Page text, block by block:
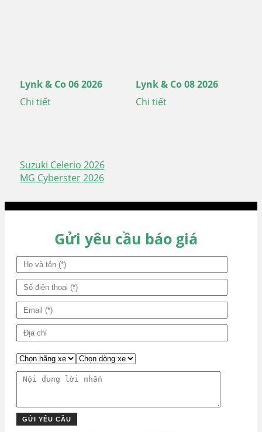
Lynk & Co 06 2026
Chi tiết
Lynk & Co 08 2026
Chi tiết
Điều
hướng
Suzuki Celerio 2026
MG Cyberster 2026
Gửi yêu cầu báo giá